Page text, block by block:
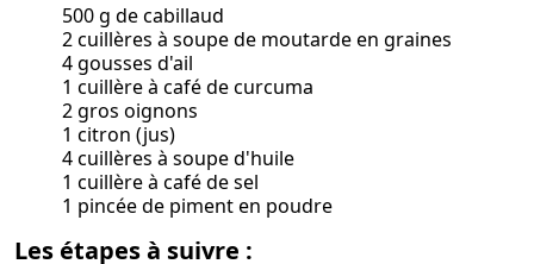
500 g de cabillaud
2 cuillères à soupe de moutarde en graines
4 gousses d'ail
1 cuillère à café de curcuma
2 gros oignons
1 citron (jus)
4 cuillères à soupe d'huile
1 cuillère à café de sel
1 pincée de piment en poudre
Les étapes à suivre :